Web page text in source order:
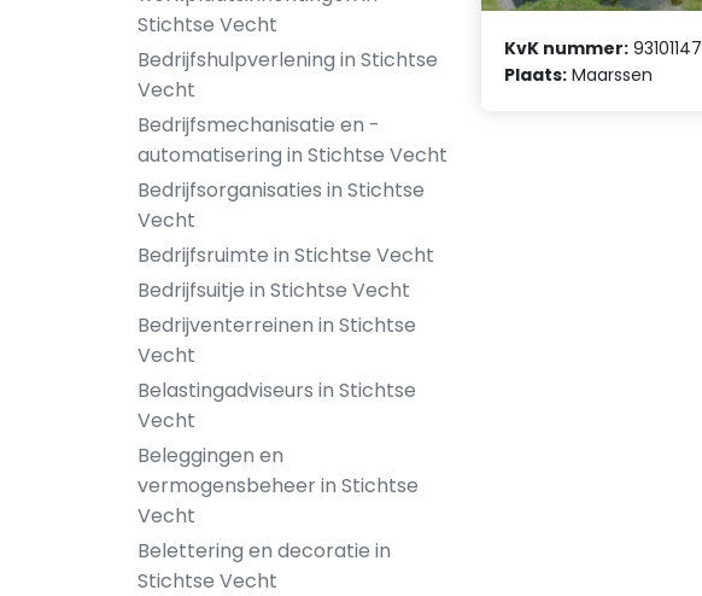
Stichtse Vecht
Bedrijfshulpverlening in Stichtse
Vecht
Bedrijfsmechanisatie en -
automatisering in Stichtse Vecht
Bedrijfsorganisaties in Stichtse
Vecht
Bedrijfsruimte in Stichtse Vecht
Bedrijfsuitje in Stichtse Vecht
Bedrijventerreinen in Stichtse
Vecht
Belastingadviseurs in Stichtse
Vecht
Beleggingen en
vermogensbeheer in Stichtse
Vecht
Belettering en decoratie in
Stichtse Vecht
KvK nummer: 93101147
Plaats: Maarssen